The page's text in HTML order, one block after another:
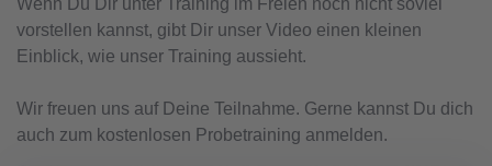
vorstellen kannst, gibt Dir unser Video einen kleinen
Einblick, wie unser Training aussieht.
Wir freuen uns auf Deine Teilnahme. Gerne kannst Du dich
auch zum kostenlosen Probetraining anmelden.